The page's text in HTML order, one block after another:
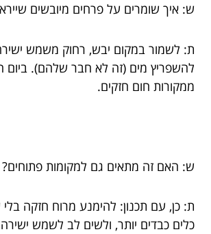
ש: איך שומרים על פרחים מיובשים
ת: לשמור במקום יבש, רחוק משמש
להשפריץ מים (זה לא חבר שלהם). ביום
ממקורות חום חזקים.
ש: האם זה מתאים גם למקומות פתוחים?
ת: כן, עם תכנון: להימנע מרוח חזקה בלי
כלים כבדים יותר, ולשים לב לשמש